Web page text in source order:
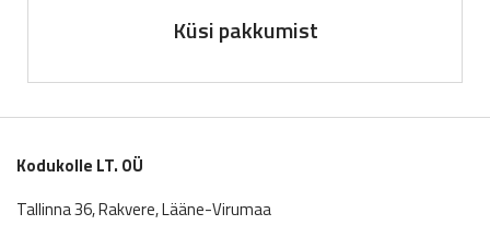
Küsi pakkumist
Kodukolle LT. OÜ
Tallinna 36, Rakvere, Lääne-Virumaa